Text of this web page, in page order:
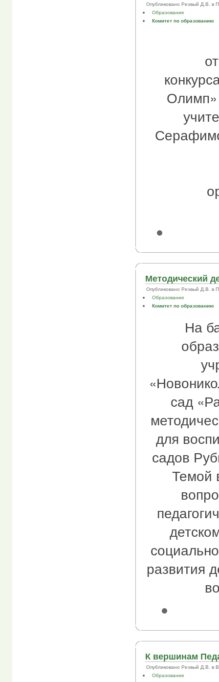
Опубликовано Резвый Д.В. в
Образование
Комитет по образованию
Методический
Опубликовано Резвый Д.В. в
Образование
Комитет по образованию
На
сад
для
садов
Темой
развития
К вершинам
Опубликовано Резвый Д.В. в
Образование